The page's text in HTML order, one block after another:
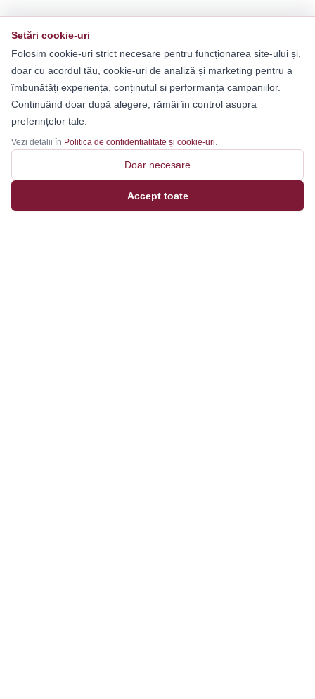
Setări cookie-uri
Folosim cookie-uri strict necesare pentru funcționarea site-ului și,
doar cu acordul tău, cookie-uri de analiză și marketing pentru a
îmbunătăți experiența, conținutul și performanța campaniilor.
Continuând doar după alegere, rămâi în control asupra
preferințelor tale.
Vezi detalii în Politica de confidențialitate și cookie-uri.
Doar necesare
Accept toate